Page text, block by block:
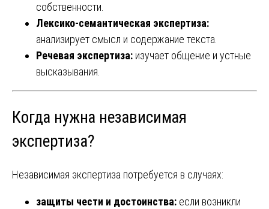
собственности.
Лексико-семантическая экспертиза:
анализирует смысл и содержание текста.
Речевая экспертиза: изучает общение и устные
высказывания.
Когда нужна независимая
экспертиза?
Независимая экспертиза потребуется в случаях:
защиты чести и достоинства: если возникли